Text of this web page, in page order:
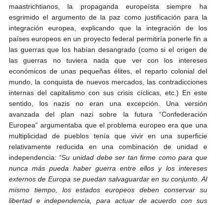
maastrichtianos, la propaganda europeísta siempre ha
esgrimido el argumento de la paz como justificación para la
integración europea, explicando que la integración de los
países europeos en un proyecto federal permitiría ponerle fin a
las guerras que los habían desangrado (como si el origen de
las guerras no tuviera nada que ver con los intereses
económicos de unas pequeñas élites, el reparto colonial del
mundo, la conquista de nuevos mercados, las contradicciones
internas del capitalismo con sus crisis cíclicas, etc.) En este
sentido, los nazis no eran una excepción. Una versión
avanzada del plan nazi sobre la futura “Confederación
Europea” argumentaba que el problema europeo era que una
multiplicidad de pueblos tenía que vivir en una superficie
relativamente reducida en una combinación de unidad e
independencia: “Su unidad debe ser tan firme como para que
nunca más pueda haber guerra entre ellos y los intereses
externos de Europa se puedan salvaguardar en su conjunto. Al
mismo tiempo, los estados europeos deben conservar su
libertad e independencia, para actuar de acuerdo con sus